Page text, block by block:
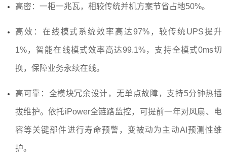
高密：一柜一兆瓦，相较传统并机方案节省占地50%。
高效：在线模式系统效率高达97%，较传统UPS提升
1%，智能在线模式效率高达99.1%，支持全模式0ms切
换，保障业务永续在线。
高可靠：全模块冗余设计，无单点故障，支持5分钟热插
拔维护。依托iPower全链路监控，可提前一年对风扇、电
容等关键部件进行寿命预警，变被动为主动AI预测性维
护。